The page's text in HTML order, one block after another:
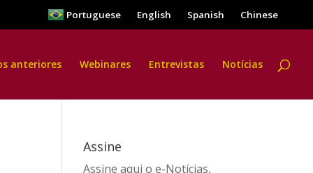
Portuguese English Spanish Chinese
anteriores Webinares Entrevistas Notícias
Assine
Assine aqui o e-Notícias,